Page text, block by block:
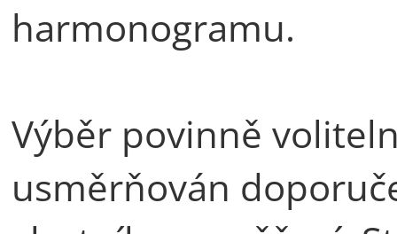
harmonogramu.
Výběr povinně
usměrňován